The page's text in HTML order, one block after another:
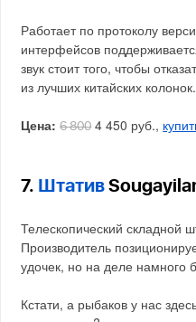
Работает по протоколу
интерфейсов
звук стоит того, чтобы
из лучших китайских колонок.
Цена: 6 8004 450 руб.,
7. Штатив
Телескопический складной
Производитель
удочек, но на деле намного
Кстати, а рыбаков у нас